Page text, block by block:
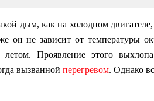
дым, как на холодном
он не зависит от температуры
Проявление этого
вызванной перегревом. Однако